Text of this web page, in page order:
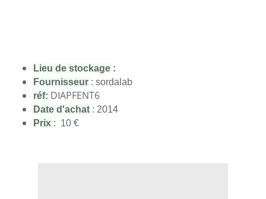
Lieu de stockage :
Fournisseur : sordalab
réf: DIAPFENT6
Date d'achat : 2014
Prix :  10 €